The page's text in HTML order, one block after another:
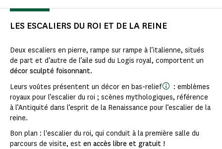
LES ESCALIERS DU ROI ET DE LA REINE
Deux escaliers en pierre, rampe sur rampe à l’italienne, situés
de part et d’autre de l’aile sud du Logis royal, comportent un
décor sculpté foisonnant.
Leurs voûtes présentent un décor en bas-relief
: emblèmes
royaux pour l’escalier du roi ; scènes mythologiques, référence
à l’Antiquité dans l’esprit de la Renaissance pour l’escalier de la
reine.
Bon plan : l'escalier du roi, qui conduit à la première salle du
parcours de visite, est en accès libre et gratuit !